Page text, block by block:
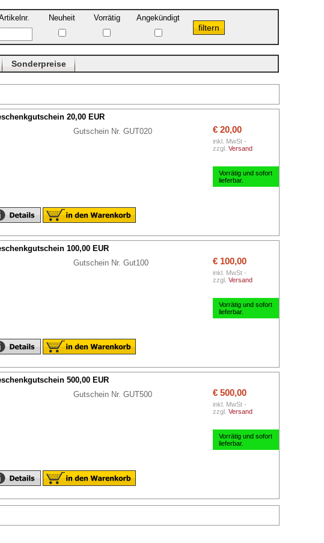
Neuheit Vorrätig Angekündigt
Sonderpreise
20,00 EUR
Gutschein Nr. GUT020
€ 20,00
inkl. MwSt -
zzgl. Versand
Vorrätig und sofort
lieferbar.
100,00 EUR
Gutschein Nr. Gut100
€ 100,00
inkl. MwSt -
zzgl. Versand
Vorrätig und sofort
lieferbar.
500,00 EUR
Gutschein Nr. GUT500
€ 500,00
inkl. MwSt -
zzgl. Versand
Vorrätig und sofort
lieferbar.